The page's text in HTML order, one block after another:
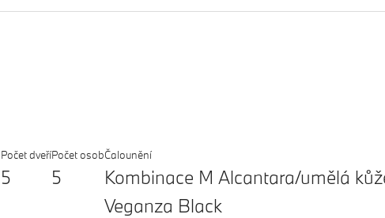
Počet dveří
5
Počet osob
5
Čalounění
Kombinace M Alcantara/umělá
Veganza Black